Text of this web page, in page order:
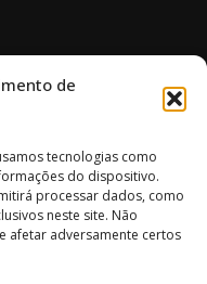
de
tecnologias como
do dispositivo.
processar dados, como
neste site. Não
afetar adversamente certos